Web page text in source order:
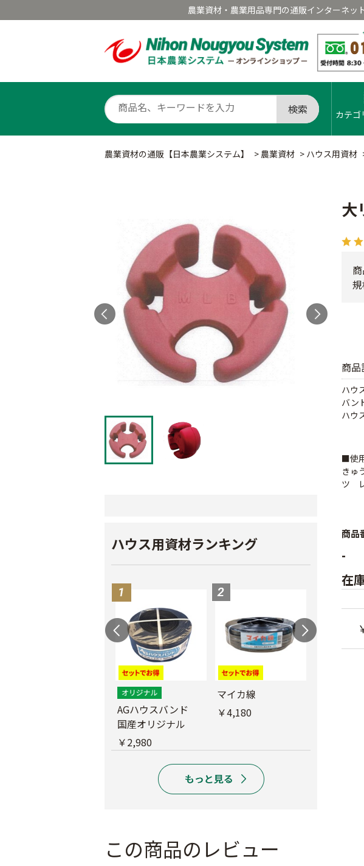
農業資材・農業用品専門の通販インターネッ
検索 カテゴ
農業資材の通販【日本農業システム】 > 農業資材 > ハウス用資材
ハウス用資材ランキング
AGハウスバンド
国産オリジナル
￥2,980
マイカ線
￥4,180
大
商
ハウ
バン
ハウ
■使
き
ツ
商品
-
在
この商品のレビュー